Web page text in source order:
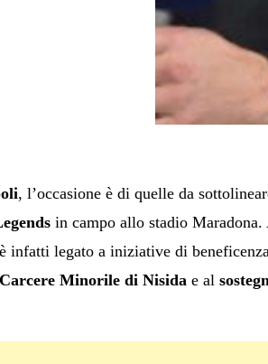
, l’occasione è di quelle da
in campo allo stadio Maradona.
infatti legato a iniziative di
Minorile di Nisidae al